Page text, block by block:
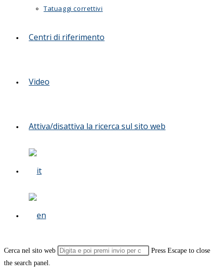
Tatuaggi correttivi
Centri di riferimento
Video
Attiva/disattiva la ricerca sul sito web
Cerca nel sito web
Press Escape to close
the search panel.